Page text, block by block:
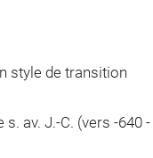
style de transition
av. J.-C. (vers -640 -